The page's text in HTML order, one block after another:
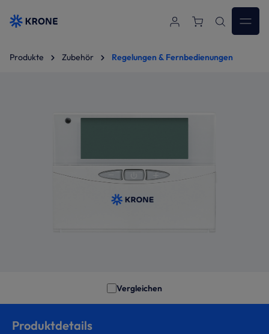
Zum Hauptinhalt springen
Produkte Zubehör Regelungen & Fernbedienungen
Vergleichen
Produktdetails